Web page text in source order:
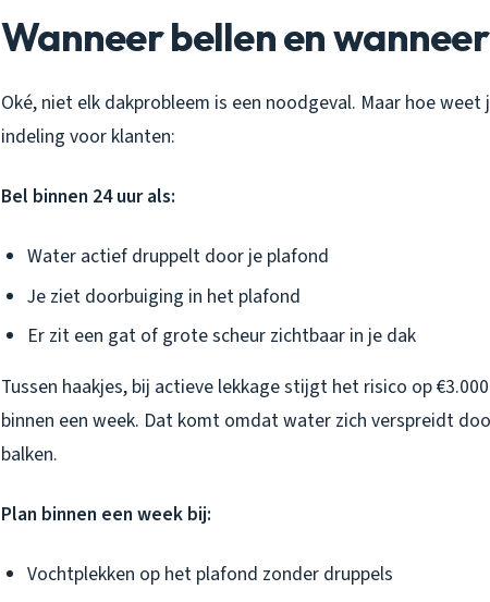
Wanneer bellen en
Oké, niet elk dakprobleem is een noodgeval. Maar hoe
indeling voor klanten:
Bel binnen 24 uur als:
Water actief druppelt door je plafond
Je ziet doorbuiging in het plafond
Er zit een gat of grote scheur zichtbaar in je dak
Tussen haakjes, bij actieve lekkage stijgt het risico op
binnen een week. Dat komt omdat water zich verspreidt
balken.
Plan binnen een week bij:
Vochtplekken op het plafond zonder druppels